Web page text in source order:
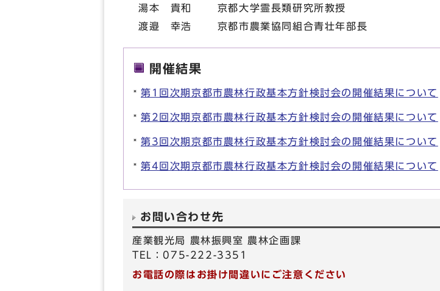
湯本 貴和 京都大学霊長類研究所教授
渡邉 幸浩 京都市農業協同組合青壮年部長
開催結果
第1回次期京都市農林行政基本方針検討会の開催結果について
第2回次期京都市農林行政基本方針検討会の開催結果について
第3回次期京都市農林行政基本方針検討会の開催結果について
第4回次期京都市農林行政基本方針検討会の開催結果について
お問い合わせ先
産業観光局 農林振興室 農林企画課
TEL：075-222-3351
お電話の際はお掛け間違いにご注意ください